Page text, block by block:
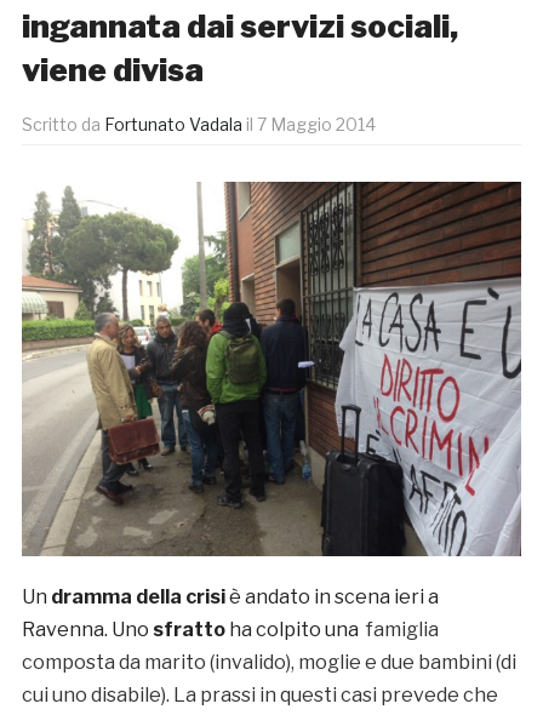
ingannata dai servizi sociali,
viene divisa
Scritto da Fortunato Vadala il 7 Maggio 2014
Un dramma della crisiè andato in scena ieri a
Ravenna. Uno sfrattoha colpito una famiglia
composta da marito (invalido), moglie e due bambini (di
cui uno disabile). La prassi in questi casi prevede che